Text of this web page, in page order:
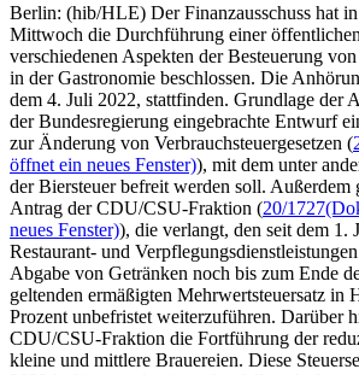
Berlin: (hib/HLE) Der Finanzausschuss hat
Mittwoch die Durchführung einer
verschiedenen Aspekten der Besteuerung
in der Gastronomie beschlossen. Die
dem 4. Juli 2022, stattfinden. Grundlage der
der Bundesregierung eingebrachte Entwurf
zur Änderung von Verbrauchsteuergesetzen (
öffnet ein neues Fenster)), mit dem unter
der Biersteuer befreit werden soll. Außerdem
Antrag der CDU/CSU-Fraktion (20/1727
neues Fenster)), die verlangt, den seit dem 1.
Restaurant- und
Abgabe von Getränken noch bis zum Ende
geltenden ermäßigten Mehrwertsteuersatz in
Prozent unbefristet weiterzuführen. Darüber
CDU/CSU-Fraktion die Fortführung der
kleine und mittlere Brauereien. Diese